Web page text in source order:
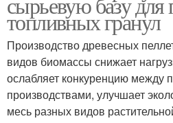
топливных гранул
Производство древесных
видов биомассы снижает
ослабляет конкуренцию между
производствами, улучшает
месь разных видов